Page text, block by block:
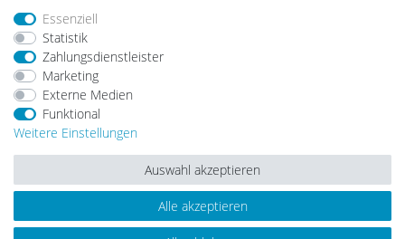
Impressum
Barrierefreiheitserklärung
© Copyright 2026 | Alle Rechte vorbehalten.
Essenziell
Statistik
Zahlungsdienstleister
Marketing
Externe Medien
Funktional
Weitere Einstellungen
Alle akzeptieren
Auswahl akzeptieren